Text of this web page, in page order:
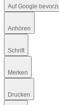
Auf Google
Anhören
Schrift
Merken
Drucken